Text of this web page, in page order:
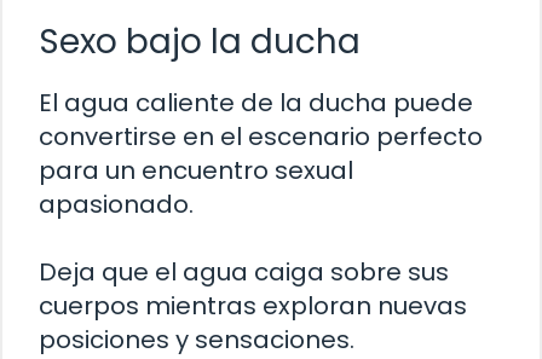
Sexo bajo la ducha
El agua caliente de la ducha puede
convertirse en el escenario perfecto
para un encuentro sexual
apasionado.
Deja que el agua caiga sobre sus
cuerpos mientras exploran nuevas
posiciones y sensaciones.